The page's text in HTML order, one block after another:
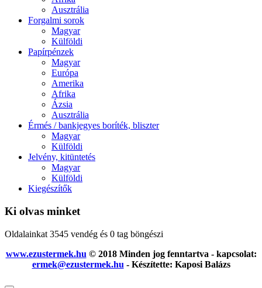
Ausztrália
Forgalmi sorok
Magyar
Külföldi
Papírpénzek
Magyar
Európa
Amerika
Afrika
Ázsia
Ausztrália
Érmés / bankjegyes boríték, bliszter
Magyar
Külföldi
Jelvény, kitüntetés
Magyar
Külföldi
Kiegészítők
Ki olvas minket
Oldalainkat 3545 vendég és 0 tag böngészi
www.ezustermek.hu © 2018 Minden jog fenntartva - kapcsolat:
ermek@ezustermek.hu - Készítette: Kaposi Balázs